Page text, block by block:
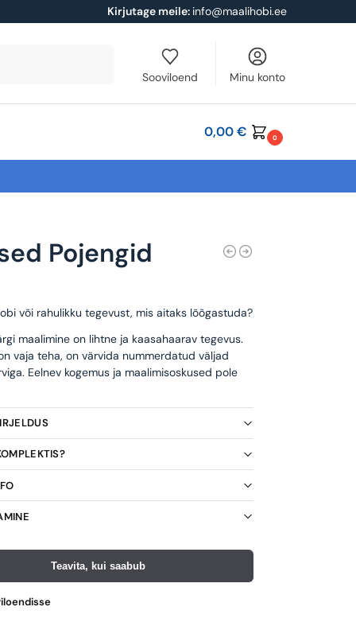
Kirjutage meile: info@maalihobi.ee
Sooviloend Minu konto
0,00€ 0
Pojengid
või rahulikku tegevust, mis aitaks lõõgastuda?
maalimine on lihtne ja kaasahaarav tegevus.
vaja teha, on värvida nummerdatud väljad
Eelnev kogemus ja maalimisoskused pole
Teavita, kui saabub